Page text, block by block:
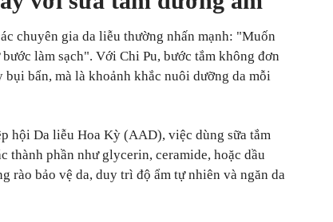
chuyên gia da liễu thường nhấn mạnh: "Muốn
làm sạch". Với Chi Pu, bước tắm không đơn
bụi bẩn, mà là khoảnh khắc nuôi dưỡng da mỗi
hội Da liễu Hoa Kỳ (AAD), việc dùng sữa tắm
thành phần như glycerin, ceramide, hoặc dầu
rào bảo vệ da, duy trì độ ẩm tự nhiên và ngăn da